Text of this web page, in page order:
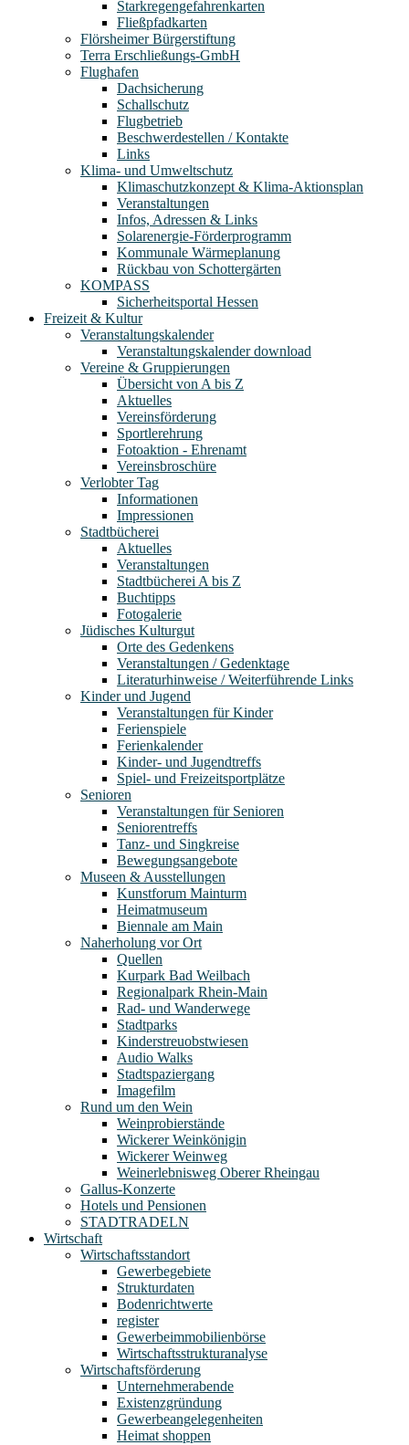
Starkregengefahrenkarten
Fließpfadkarten
Flörsheimer Bürgerstiftung
Terra Erschließungs-GmbH
Flughafen
Dachsicherung
Schallschutz
Flugbetrieb
Beschwerdestellen / Kontakte
Links
Klima- und Umweltschutz
Klimaschutzkonzept & Klima-Aktionsplan
Veranstaltungen
Infos, Adressen & Links
Solarenergie-Förderprogramm
Kommunale Wärmeplanung
Rückbau von Schottergärten
KOMPASS
Sicherheitsportal Hessen
Freizeit & Kultur
Veranstaltungskalender
Veranstaltungskalender download
Vereine & Gruppierungen
Übersicht von A bis Z
Aktuelles
Vereinsförderung
Sportlerehrung
Fotoaktion - Ehrenamt
Vereinsbroschüre
Verlobter Tag
Informationen
Impressionen
Stadtbücherei
Aktuelles
Veranstaltungen
Stadtbücherei A bis Z
Buchtipps
Fotogalerie
Jüdisches Kulturgut
Orte des Gedenkens
Veranstaltungen / Gedenktage
Literaturhinweise / Weiterführende Links
Kinder und Jugend
Veranstaltungen für Kinder
Ferienspiele
Ferienkalender
Kinder- und Jugendtreffs
Spiel- und Freizeitsportplätze
Senioren
Veranstaltungen für Senioren
Seniorentreffs
Tanz- und Singkreise
Bewegungsangebote
Museen & Ausstellungen
Kunstforum Mainturm
Heimatmuseum
Biennale am Main
Naherholung vor Ort
Quellen
Kurpark Bad Weilbach
Regionalpark Rhein-Main
Rad- und Wanderwege
Stadtparks
Kinderstreuobstwiesen
Audio Walks
Stadtspaziergang
Imagefilm
Rund um den Wein
Weinprobierstände
Wickerer Weinkönigin
Wickerer Weinweg
Weinerlebnisweg Oberer Rheingau
Gallus-Konzerte
Hotels und Pensionen
STADTRADELN
Wirtschaft
Wirtschaftsstandort
Gewerbegebiete
Strukturdaten
Bodenrichtwerte
register
Gewerbeimmobilienbörse
Wirtschaftsstrukturanalyse
Wirtschaftsförderung
Unternehmerabende
Existenzgründung
Gewerbeangelegenheiten
Heimat shoppen